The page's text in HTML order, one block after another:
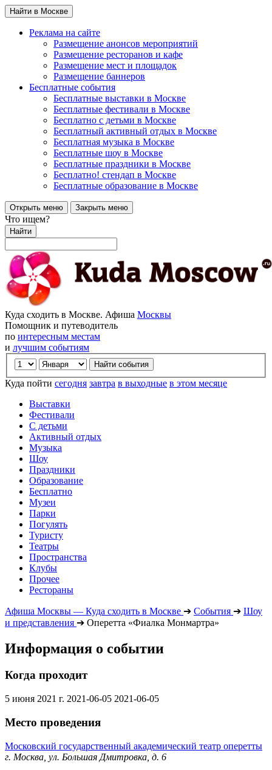
Найти в Москве
Реклама на сайте
Размещение анонсов мероприятий
Размещение ресторанов и кафе
Размещение мест и площадок
Размещение баннеров
Бесплатные события
Бесплатные выставки в Москве
Бесплатные фестивали в Москве
Бесплатно с детьми в Москве
Бесплатный активный отдых в Москве
Бесплатная музыка в Москве
Бесплатные шоу в Москве
Бесплатные праздники в Москве
Бесплатно! стендап в Москве
Бесплатные образование в Москве
Открыть меню Закрыть меню
Что ищем?
Найти
Куда сходить в Москве. Афиша Москвы
Помощник и путеводитель
по интересным местам
и лучшим событиям
Куда пойти сегодня завтра в выходные в этом месяце
Выставки
Фестивали
С детьми
Активный отдых
Музыка
Шоу
Праздники
Образование
Бесплатно
Музеи
Парки
Погулять
Туристу
Театры
Пространства
Клубы
Прочее
Рестораны
Афиша Москвы — Куда сходить в Москве ➔ События ➔ Шоу
и представления ➔ Оперетта «Фиалка Монмартра»
Информация о событии
Когда проходит
5 июня 2021 г. 2021-06-05 2021-06-05
Место проведения
Московский государственный академический театр оперетты
г. Москва, ул. Большая Дмитровка, д. 6